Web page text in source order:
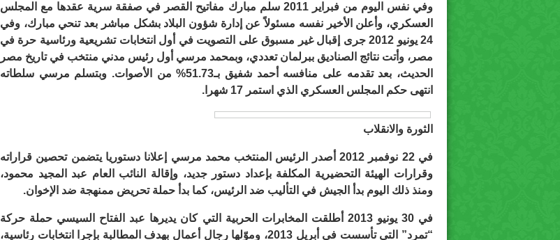
وفي نفس اليوم من فبراير 2011 سلم مبارك مفاتيح القصر في صفقة سرية عقدها مع المجلس
العسكري، وأعلن الأخير نفسه مسئولاً عن إدارة شؤون البلاد بشكل مباشر بعد تنحي مبارك، وفي
24 يونيو 2012 جرى إقبال غير مسبوق على التصويت في أول انتخابات تشريعية ورئاسية حرة في
مصر، وأتت نتائج الصناديق ببرلمان تعددي، وبمحمد مرسي أول رئيس مدني منتخب في تاريخ مصر
الحديث، بعد تقدمه على منافسه أحمد شفيق بـ51.73% من الأصوات. وبتسلم مرسي سلطاته
انتهى حكم المجلس العسكري الذي استمر 17 شهرا.
الثورة والانقلاب
في 22 نوفمبر 2012 أصدر الرئيس المنتخب محمد مرسي إعلانا دستوريا يتضمن تحصين قراراته
وقرارات الهيئة التحضيرية المكلفة بإعداد دستور جديد، وإقالة النائب العام عبد المجيد محمود،
ومنذ ذلك اليوم بدأ الجيش في التأليب ضد الرئيس، كما بدأ حملة تحريض ممنهجة ضد الإخوان.
في 30 يونيو 2013 أطلقت المخابرات الحربية التي كان يديرها عبد الفتاح السيسي حملة حركة
“تمرد” التي تأسست في أبريل 2013، وموّلها رجال أعمال بهدف المطالبة بإجرا انتخابات رئاسية،